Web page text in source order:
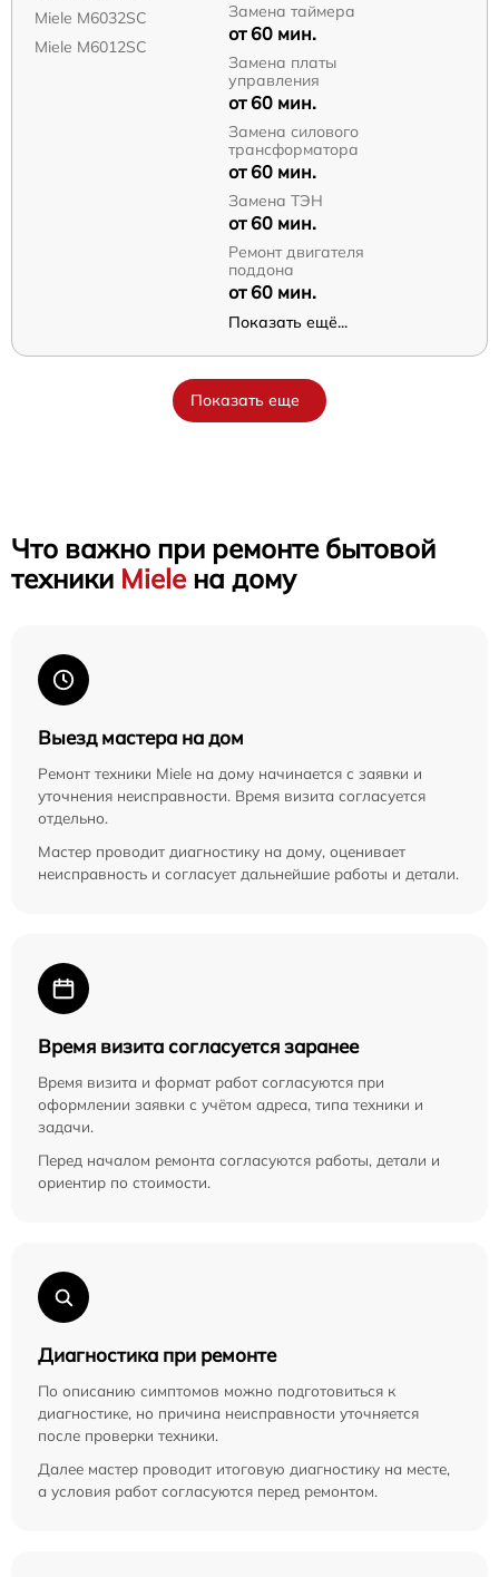
Miele M6032SC
Miele M6012SC
Замена таймера
от 60 мин.
Замена платы
управления
от 60 мин.
Замена силового
трансформатора
от 60 мин.
Замена ТЭН
от 60 мин.
Ремонт двигателя
поддона
от 60 мин.
Показать ещё...
Показать еще
Что важно при ремонте бытовой
техники Miele на дому
Выезд мастера на дом
Ремонт техники Miele на дому начинается с заявки и
уточнения неисправности. Время визита согласуется
отдельно.
Мастер проводит диагностику на дому, оценивает
неисправность и согласует дальнейшие работы и детали.
Время визита согласуется заранее
Время визита и формат работ согласуются при
оформлении заявки с учётом адреса, типа техники и
задачи.
Перед началом ремонта согласуются работы, детали и
ориентир по стоимости.
Диагностика при ремонте
По описанию симптомов можно подготовиться к
диагностике, но причина неисправности уточняется
после проверки техники.
Далее мастер проводит итоговую диагностику на месте,
а условия работ согласуются перед ремонтом.